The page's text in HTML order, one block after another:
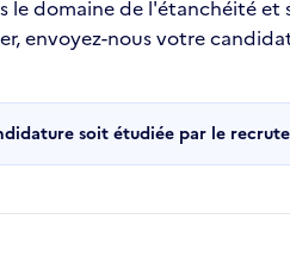
domaine de l'étanchéité
envoyez-nous votre
soit étudiée par le